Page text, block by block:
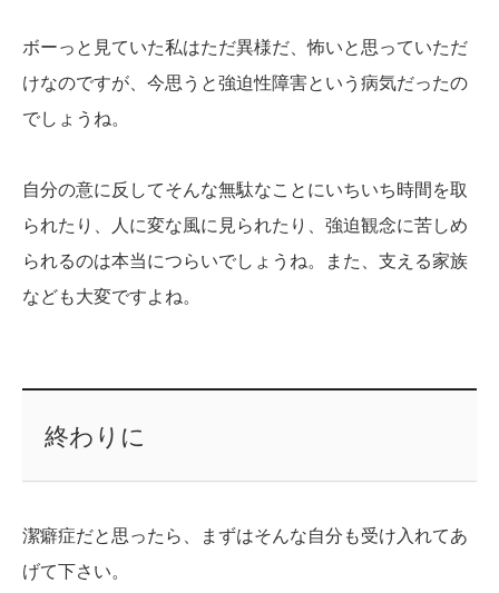
ボーっと見ていた私はただ異様だ、怖いと思っていただ
けなのですが、今思うと強迫性障害という病気だったの
でしょうね。
自分の意に反してそんな無駄なことにいちいち時間を取
られたり、人に変な風に見られたり、強迫観念に苦しめ
られるのは本当につらいでしょうね。また、支える家族
なども大変ですよね。
終わりに
潔癖症だと思ったら、まずはそんな自分も受け入れてあ
げて下さい。